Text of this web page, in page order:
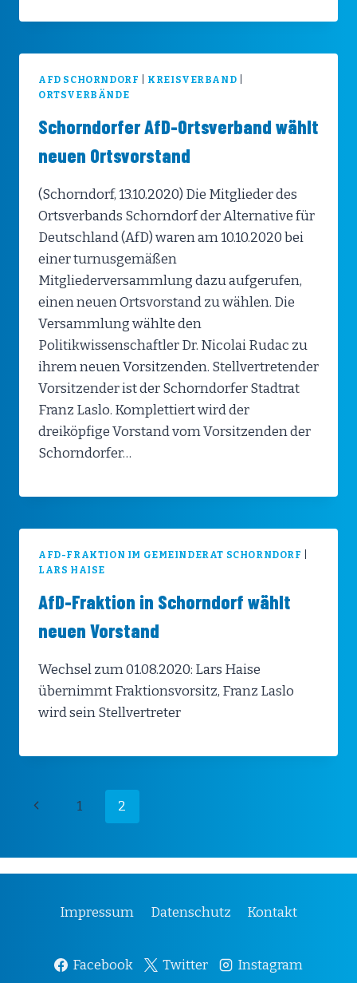
AFD SCHORNDORF KREISVERBAND
ORTSVERBÄNDE
Schorndorfer AfD-Ortsverband wählt
neuen Ortsvorstand
(Schorndorf, 13.10.2020) Die Mitglieder des
Ortsverbands Schorndorf der Alternative für
Deutschland (AfD) waren am 10.10.2020 bei
einer turnusgemäßen
Mitgliederversammlung dazu aufgerufen,
einen neuen Ortsvorstand zu wählen. Die
Versammlung wählte den
Politikwissenschaftler Dr. Nicolai Rudac zu
ihrem neuen Vorsitzenden. Stellvertretender
Vorsitzender ist der Schorndorfer Stadtrat
Franz Laslo. Komplettiert wird der
dreiköpfige Vorstand vom Vorsitzenden der
Schorndorfer…
AFD-FRAKTION IM GEMEINDERAT SCHORNDORF
LARS HAISE
AfD-Fraktion in Schorndorf wählt
neuen Vorstand
Wechsel zum 01.08.2020: Lars Haise
übernimmt Fraktionsvorsitz, Franz Laslo
wird sein Stellvertreter
Seitennavigation
Vorherige
1 2
Impressum Datenschutz Kontakt
Facebook Twitter Instagram